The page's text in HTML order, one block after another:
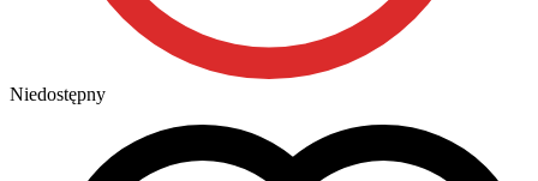
Niedostępny